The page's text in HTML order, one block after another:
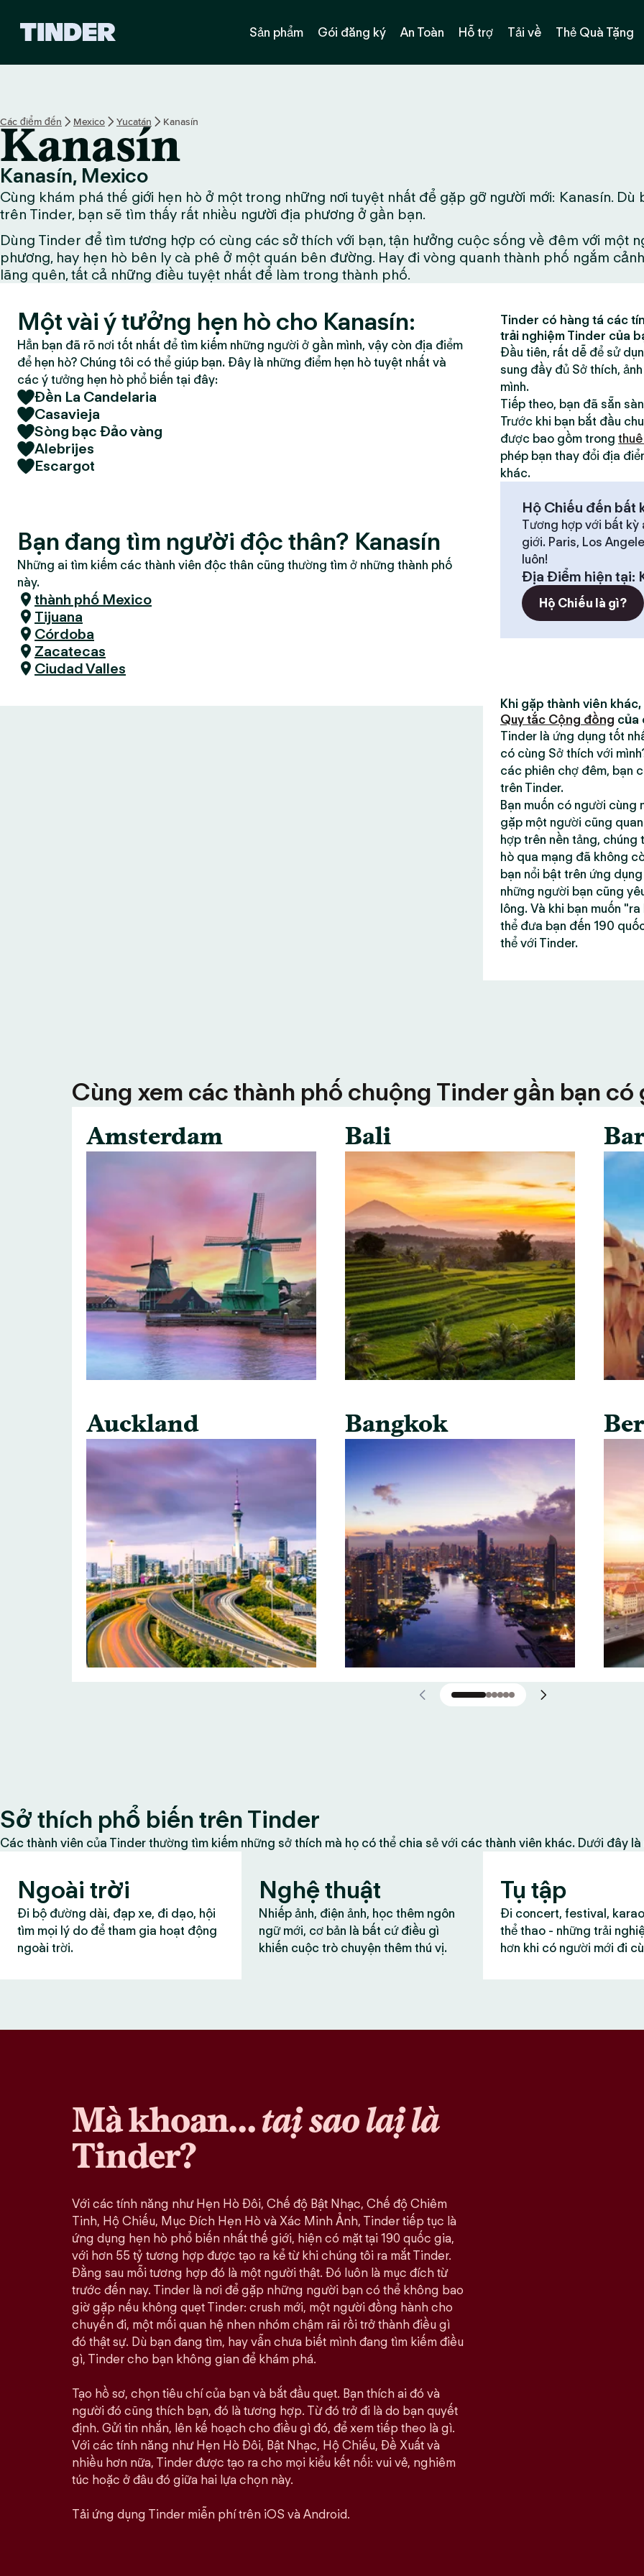
h
ủ
T
i
n
d
e
Sản phẩm Gói đăng ký An Toàn Hỗ trợ Tải về Thẻ Quà Tặng
Các điểm đến Mexico Yucatán Kanasín
Kanasín
Kanasín, Mexico
Cùng khám phá thế giới hẹn hò ở một trong những nơi tuyệt nhất để gặp gỡ người mới: Kanasín.
trên Tinder, bạn sẽ tìm thấy rất nhiều người địa phương ở gần bạn.
Dùng Tinder để tìm tương hợp có cùng các sở thích với bạn, tận hưởng cuộc sống về đêm với một
phương, hay hẹn hò bên ly cà phê ở một quán bên đường. Hay đi vòng quanh thành phố ngắm
lãng quên, tất cả những điều tuyệt nhất để làm trong thành phố.
Một vài ý tưởng hẹn hò cho Kanasín:
Hẳn bạn đã rõ nơi tốt nhất để tìm kiếm những người ở gần mình, vậy còn địa điểm
để hẹn hò? Chúng tôi có thể giúp bạn. Đây là những điểm hẹn hò tuyệt nhất và
các ý tưởng hẹn hò phổ biến tại đây:
Đền La Candelaria
Casavieja
Sòng bạc Đảo vàng
Alebrijes
Escargot
Bạn đang tìm người độc thân? Kanasín
Những ai tìm kiếm các thành viên độc thân cũng thường tìm ở những thành phố
này.
thành phố Mexico
Tijuana
Córdoba
Zacatecas
Ciudad Valles
Tinder có hàng tá các
trải nghiệm Tinder của
Đầu tiên, rất dễ để sử
sung đầy đủ Sở thích,
mình.
Tiếp theo, bạn đã sẵn
Trước khi bạn bắt đầu
được bao gồm trong
phép bạn thay đổi địa
khác.
Hộ Chiếu đến bất
Tương hợp với bất kỳ
giới. Paris, Los
luôn!
Địa Điểm hiện tại:
Hộ Chiếu là gì?
Khi gặp thành viên
Quy tắc Cộng đồng của
Tinder là ứng dụng tốt
có cùng Sở thích với
các phiên chợ đêm, bạn
trên Tinder.
Bạn muốn có người cùng
gặp một người cũng
hợp trên nền tảng,
hò qua mạng đã không
bạn nổi bật trên ứng
những người bạn cũng
lông. Và khi bạn muốn
thể đưa bạn đến 190
thể với Tinder.
Cùng xem các thành phố chuộng Tinder gần bạn có
Amsterdam
Auckland
Bali
Bangkok
Sở thích phổ biến trên Tinder
Các thành viên của Tinder thường tìm kiếm những sở thích mà họ có thể chia sẻ với các thành viên khác. Dưới đây
Ngoài trời
Đi bộ đường dài, đạp xe, đi dạo, hội
tìm mọi lý do để tham gia hoạt động
ngoài trời.
Nghệ thuật
Nhiếp ảnh, điện ảnh, học thêm ngôn
ngữ mới, cơ bản là bất cứ điều gì
khiến cuộc trò chuyện thêm thú vị.
Tụ tập
Đi concert, festival,
thể thao - những trải
hơn khi có người mới đi
Mà khoan…tại sao lại là
Tinder?
Với các tính năng như Hẹn Hò Đôi, Chế độ Bật Nhạc, Chế độ Chiêm
Tinh, Hộ Chiếu, Mục Đích Hẹn Hò và Xác Minh Ảnh, Tinder tiếp tục là
ứng dụng hẹn hò phổ biến nhất thế giới, hiện có mặt tại 190 quốc gia,
với hơn 55 tỷ tương hợp được tạo ra kể từ khi chúng tôi ra mắt Tinder.
Đằng sau mỗi tương hợp đó là một người thật. Đó luôn là mục đích từ
trước đến nay. Tinder là nơi để gặp những người bạn có thể không bao
giờ gặp nếu không quẹt Tinder: crush mới, một người đồng hành cho
chuyến đi, một mối quan hệ nhen nhóm chậm rãi rồi trở thành điều gì
đó thật sự. Dù bạn đang tìm, hay vẫn chưa biết mình đang tìm kiếm điều
gì, Tinder cho bạn không gian để khám phá.
Tạo hồ sơ, chọn tiêu chí của bạn và bắt đầu quẹt. Bạn thích ai đó và
người đó cũng thích bạn, đó là tương hợp. Từ đó trở đi là do bạn quyết
định. Gửi tin nhắn, lên kế hoạch cho điều gì đó, để xem tiếp theo là gì.
Với các tính năng như Hẹn Hò Đôi, Bật Nhạc, Hộ Chiếu, Đề Xuất và
nhiều hơn nữa, Tinder được tạo ra cho mọi kiểu kết nối: vui vẻ, nghiêm
túc hoặc ở đâu đó giữa hai lựa chọn này.
Tải ứng dụng Tinder miễn phí trên iOS và Android.